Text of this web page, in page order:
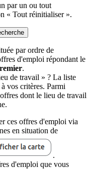
par un ou tout
« Tout réinitialiser ».
par ordre de
d'emploi répondant le
.
de travail » ? La liste
vos critères. Parmi
dont le lieu de travail
ces offres d'emploi via
en situation de
.
d'emploi que vous